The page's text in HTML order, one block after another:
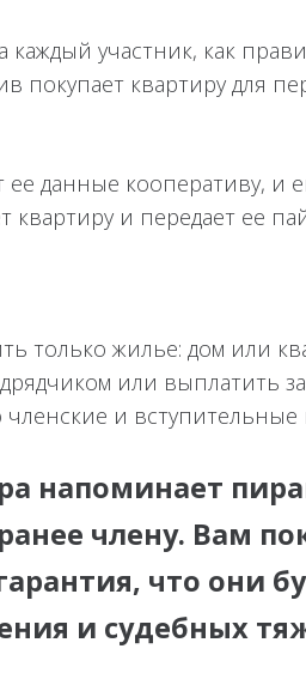
участник, как
покупает квартиру для
данные кооперативу, и
квартиру и передает ее
только жилье: дом или
или выплатить
и
напоминает
члену. Вам
что они
и судебных